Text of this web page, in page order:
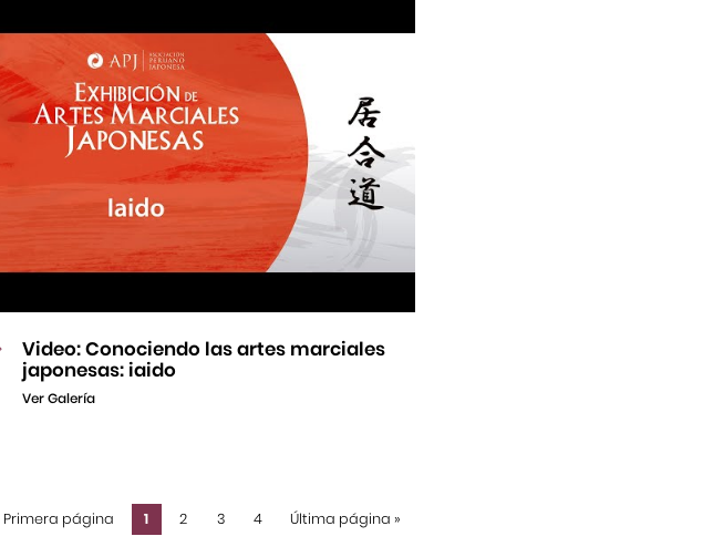
Video: Conociendo las artes marciales
japonesas: iaido
Ver Galería
Primera página 1 2 3 4 Última página »